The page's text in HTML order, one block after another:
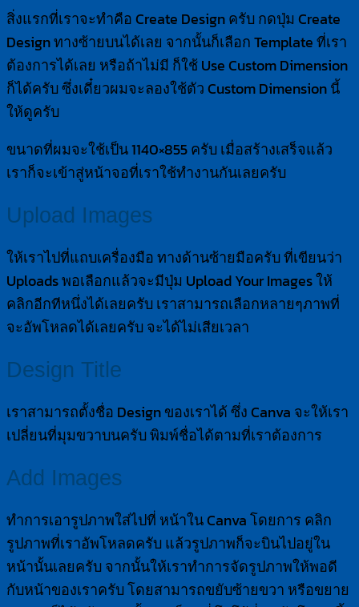
สิ่งแรกที่เราจะทำคือ Create Design ครับ กดปุ่ม Create
Design ทางซ้ายบนได้เลย จากนั้นก็เลือก Template ที่เรา
ต้องการได้เลย หรือถ้าไม่มี ก็ใช้ Use Custom Dimension
ก็ได้ครับ ซึ่งเดี๋ยวผมจะลองใช้ตัว Custom Dimension นี้
ให้ดูครับ
ขนาดที่ผมจะใช้เป็น 1140×855 ครับ เมื่อสร้างเสร็จแล้ว
เราก็จะเข้าสู่หน้าจอที่เราใช้ทำงานกันเลยครับ
Upload Images
ให้เราไปที่แถบเครื่องมือ ทางด้านซ้ายมือครับ ที่เขียนว่า
Uploads พอเลือกแล้วจะมีปุ่ม Upload Your Images ให้
คลิกอีกทีหนึ่งได้เลยครับ เราสามารถเลือกหลายๆภาพที่
จะอัพโหลดได้เลยครับ จะได้ไม่เสียเวลา
Design Title
เราสามารถตั้งชื่อ Design ของเราได้ ซึ่ง Canva จะให้เรา
เปลี่ยนที่มุมขวาบนครับ พิมพ์ชื่อได้ตามที่เราต้องการ
Add Images
ทำการเอารูปภาพใส่ไปที่ หน้าใน Canva โดยการ คลิก
รูปภาพที่เราอัพโหลดครับ แล้วรูปภาพก็จะบินไปอยู่ใน
หน้านั้นเลยครับ จากนั้นให้เราทำการจัดรูปภาพให้พอดี
กับหน้าของเราครับ โดยสามารถขยับซ้ายขวา หรือขยาย